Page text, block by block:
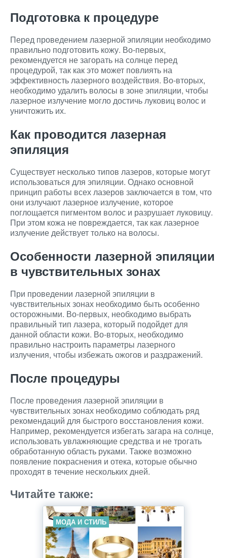
Подготовка к процедуре
Перед проведением лазерной эпиляции необходимо
правильно подготовить кожу. Во-первых,
рекомендуется не загорать на солнце перед
процедурой, так как это может повлиять на
эффективность лазерного воздействия. Во-вторых,
необходимо удалить волосы в зоне эпиляции, чтобы
лазерное излучение могло достичь луковиц волос и
уничтожить их.
Как проводится лазерная
эпиляция
Существует несколько типов лазеров, которые могут
использоваться для эпиляции. Однако основной
принцип работы всех лазеров заключается в том, что
они излучают лазерное излучение, которое
поглощается пигментом волос и разрушает луковицу.
При этом кожа не повреждается, так как лазерное
излучение действует только на волосы.
Особенности лазерной эпиляции
в чувствительных зонах
При проведении лазерной эпиляции в
чувствительных зонах необходимо быть особенно
осторожными. Во-первых, необходимо выбрать
правильный тип лазера, который подойдет для
данной области кожи. Во-вторых, необходимо
правильно настроить параметры лазерного
излучения, чтобы избежать ожогов и раздражений.
После процедуры
После проведения лазерной эпиляции в
чувствительных зонах необходимо соблюдать ряд
рекомендаций для быстрого восстановления кожи.
Например, рекомендуется избегать загара на солнце,
использовать увлажняющие средства и не трогать
обработанную область руками. Также возможно
появление покраснения и отека, которые обычно
проходят в течение нескольких дней.
Читайте также:
МОДА И СТИЛЬ